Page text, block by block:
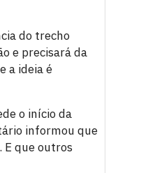
do trecho
e precisará da
a ideia é
o início da
informou que
E que outros